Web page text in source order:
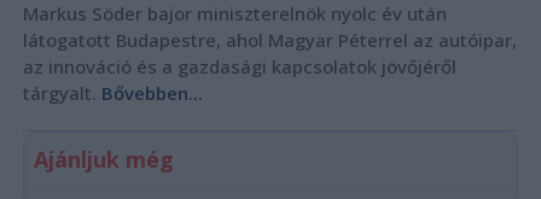
Markus Söder bajor miniszterelnök nyolc év után
látogatott Budapestre, ahol Magyar Péterrel az autóipar,
az innováció és a gazdasági kapcsolatok jövőjéről
tárgyalt. Bővebben...
Ajánljuk még